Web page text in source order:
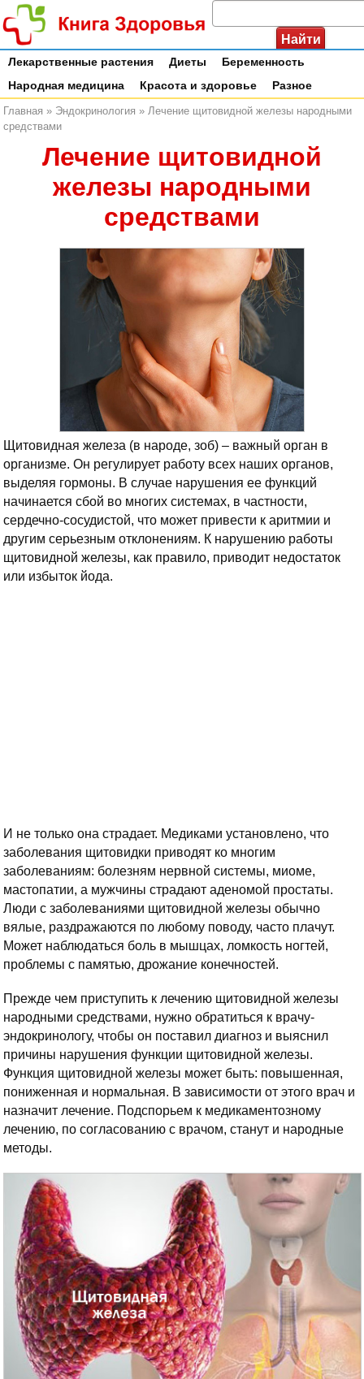
Лекарственные растения Диеты
Беременность
Народная медицина
Красота и здоровье Разное
Главная » Эндокринология » Лечение щитовидной железы народными
средствами
Лечение щитовидной
железы народными
средствами
Щитовидная железа (в народе, зоб) – важный орган в
организме. Он регулирует работу всех наших органов,
выделяя гормоны. В случае нарушения ее функций
начинается сбой во многих системах, в частности,
сердечно-сосудистой, что может привести к аритмии и
другим серьезным отклонениям. К нарушению работы
щитовидной железы, как правило, приводит недостаток
или избыток йода.
И не только она страдает. Медиками установлено, что
заболевания щитовидки приводят ко многим
заболеваниям: болезням нервной системы, миоме,
мастопатии, а мужчины страдают аденомой простаты.
Люди с заболеваниями щитовидной железы обычно
вялые, раздражаются по любому поводу, часто плачут.
Может наблюдаться боль в мышцах, ломкость ногтей,
проблемы с памятью, дрожание конечностей.
Прежде чем приступить к лечению щитовидной железы
народными средствами, нужно обратиться к врачу-
эндокринологу, чтобы он поставил диагноз и выяснил
причины нарушения функции щитовидной железы.
Функция щитовидной железы может быть: повышенная,
пониженная и нормальная. В зависимости от этого врач и
назначит лечение. Подспорьем к медикаментозному
лечению, по согласованию с врачом, станут и народные
методы.